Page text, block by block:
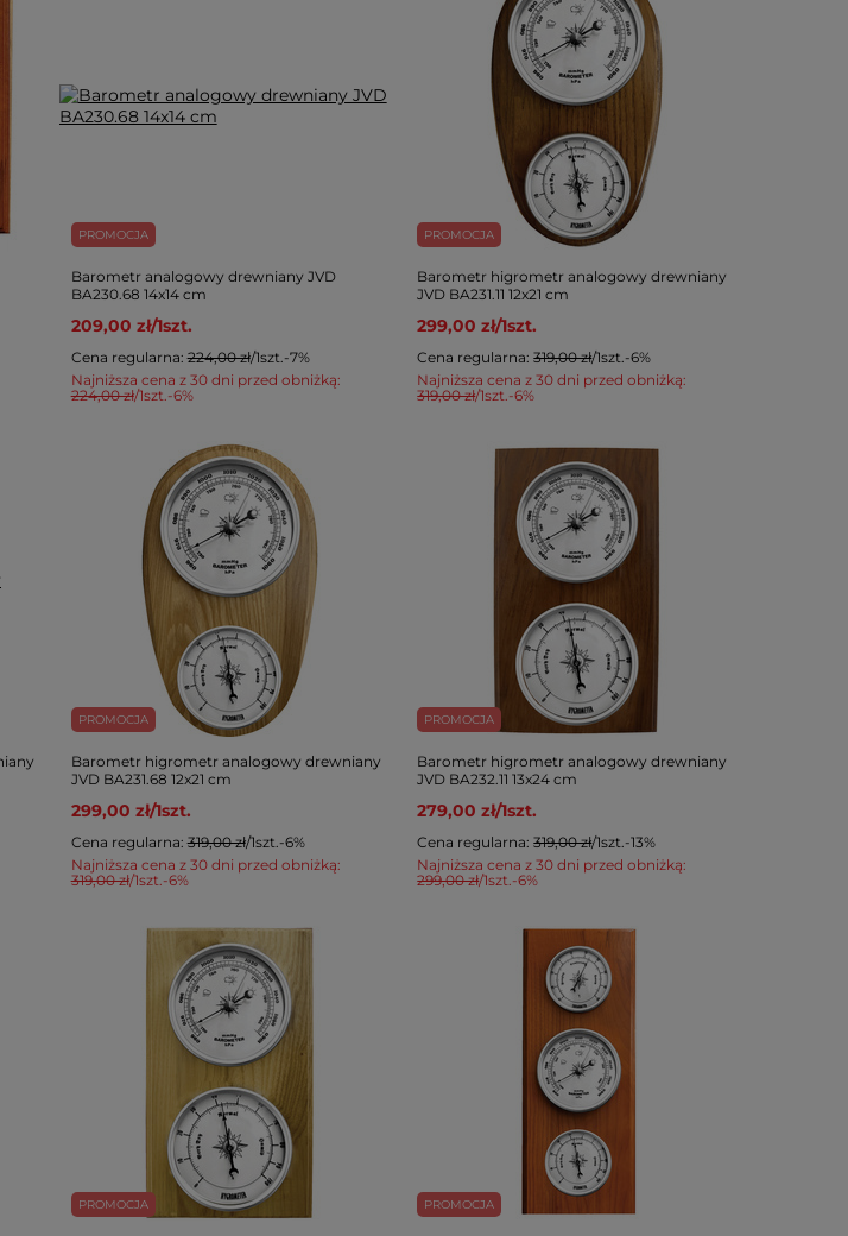
PROMOCJA
Barometr analogowy drewniany JVD
BA230.68 14x14 cm
209,00 zł/1szt.
Najniższa cena z 30 dni przed obniżką:
224,00 zł/1szt.-6%
Cena regularna:224,00 zł/1szt.-7%
PROMOCJA
Barometr higrometr analogowy drewniany
JVD BA231.11 12x21 cm
299,00 zł/1szt.
Najniższa cena z 30 dni przed obniżką:
319,00 zł/1szt.-6%
Cena regularna:319,00 zł/1szt.-6%
PROMOCJA
Barometr higrometr analogowy drewniany
JVD BA231.68 12x21 cm
299,00 zł/1szt.
Najniższa cena z 30 dni przed obniżką:
319,00 zł/1szt.-6%
Cena regularna:319,00 zł/1szt.-6%
PROMOCJA
Barometr higrometr analogowy drewniany
JVD BA232.11 13x24 cm
279,00 zł/1szt.
Najniższa cena z 30 dni przed obniżką:
299,00 zł/1szt.-6%
Cena regularna:319,00 zł/1szt.-13%
PROMOCJA PROMOCJA